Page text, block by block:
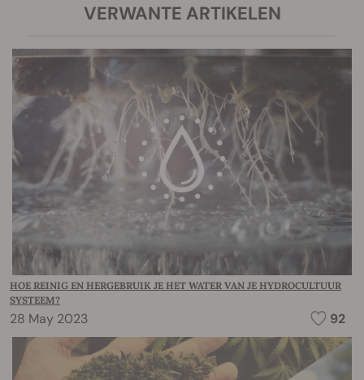
VERWANTE ARTIKELEN
HOE REINIG EN HERGEBRUIK JE HET WATER VAN JE HYDROCULTUUR
SYSTEEM?
28 May 2023 92